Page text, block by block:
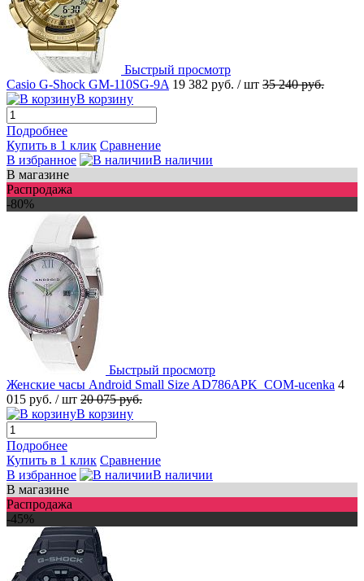
Быстрый просмотр
Casio G-Shock GM-110SG-9A 19 382 руб. / шт 35 240 руб.
В корзину
Подробнее
Купить в 1 клик Сравнение
В избранное
В наличии
В магазине
Распродажа
-80%
Быстрый просмотр
Женские часы Android Small Size AD786APK_COM-ucenka 4
015 руб. / шт 20 075 руб.
В корзину
Подробнее
Купить в 1 клик Сравнение
В избранное
В наличии
В магазине
Распродажа
-45%